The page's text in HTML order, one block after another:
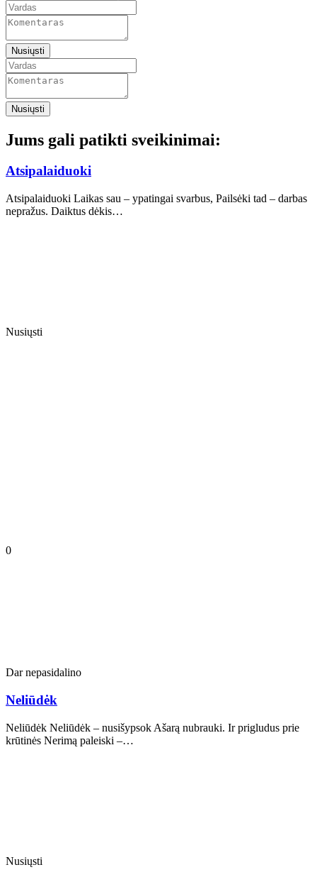
Nusiųsti
Nusiųsti
Jums gali patikti sveikinimai:
Atsipalaiduoki
Atsipalaiduoki Laikas sau – ypatingai svarbus, Pailsėki tad – darbas
nepražus. Daiktus dėkis…
Nusiųsti
0
Dar nepasidalino
Neliūdėk
Neliūdėk Neliūdėk – nusišypsok Ašarą nubrauki. Ir prigludus prie
krūtinės Nerimą paleiski –…
Nusiųsti